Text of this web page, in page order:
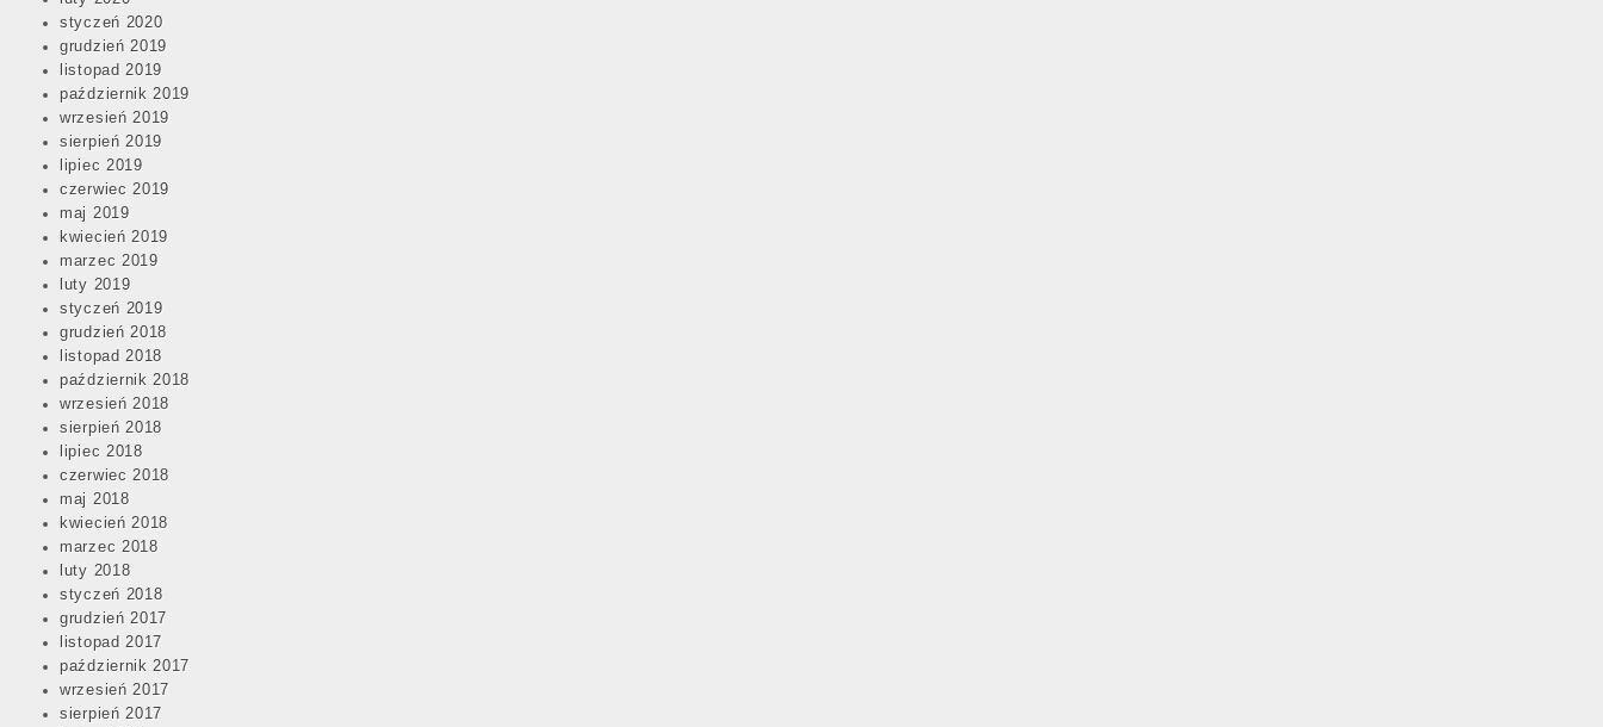
styczeń 2020
grudzień 2019
listopad 2019
październik 2019
wrzesień 2019
sierpień 2019
lipiec 2019
czerwiec 2019
maj 2019
kwiecień 2019
marzec 2019
luty 2019
styczeń 2019
grudzień 2018
listopad 2018
październik 2018
wrzesień 2018
sierpień 2018
lipiec 2018
czerwiec 2018
maj 2018
kwiecień 2018
marzec 2018
luty 2018
styczeń 2018
grudzień 2017
listopad 2017
październik 2017
wrzesień 2017
sierpień 2017